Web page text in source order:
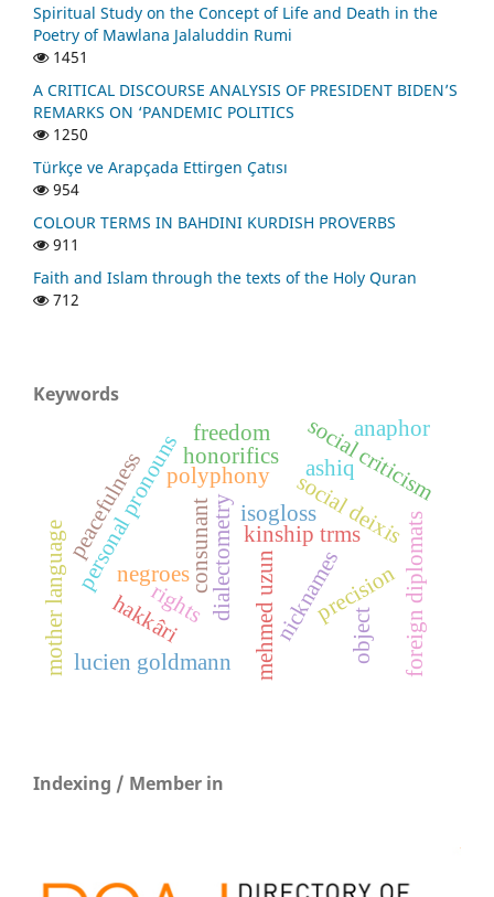
Spiritual Study on the Concept of Life and Death in the
Poetry of Mawlana Jalaluddin Rumi
1451
A CRITICAL DISCOURSE ANALYSIS OF PRESIDENT BIDEN’S
REMARKS ON ‘PANDEMIC POLITICS
1250
Türkçe ve Arapçada Ettirgen Çatısı
954
COLOUR TERMS IN BAHDINI KURDISH PROVERBS
911
Faith and Islam through the texts of the Holy Quran
712
Keywords
hakkâri dialectometry mehmed uzun
polyphony
personal pronouns kinship trms
nicknames
honorifics
social deixis
ashiq
lucien goldmann
social criticism
consunant foreign diplomats
mother language precision
isogloss
peacefulness
negroes
freedom
rights
object
anaphor
Indexing / Member in